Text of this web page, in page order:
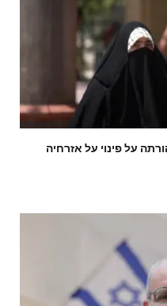
על פינוי על אזרחיה